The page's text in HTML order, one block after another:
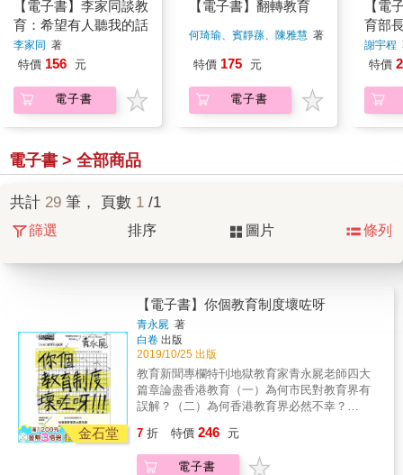
【電子書】李家同談教
育：希望有人聽我的話
李家同 著
特價 156 元
電子書
【電子書】翻轉教育
何琦瑜、賓靜蓀、陳雅慧 著
特價 175 元
電子書
【電
育部
生的
謝宇程
特價
電子書 > 全部商品
共計 29 筆， 頁數 1 /1
篩選 排序 圖片 條列
金石堂
【電子書】你個教育制度壞咗呀
青永屍 著
白卷 出版
2019/10/25 出版
教育新聞專欄特刊地獄教育家青永屍老師四大
篇章論盡香港教育（一）為何市民對教育界有
誤解？（二）為何香港教育界必然不幸？
7 折 特價 246 元
電子書